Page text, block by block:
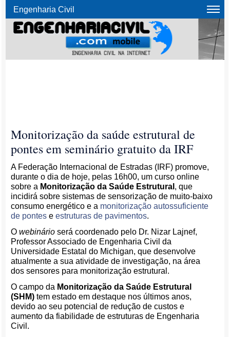
Engenharia Civil
Monitorização da saúde estrutural de
pontes em seminário gratuito da IRF
A Federação Internacional de Estradas (IRF) promove,
durante o dia de hoje, pelas 16h00, um curso online
sobre a Monitorização da Saúde Estrutural , que
incidirá sobre sistemas de sensorização de muito-baixo
consumo energético e a monitorização autossuficiente
de pontes eestruturas de pavimentos.
Owebinário será coordenado pelo Dr. Nizar Lajnef,
Professor Associado de Engenharia Civil da
Universidade Estatal do Michigan, que desenvolve
atualmente a sua atividade de investigação, na área
dos sensores para monitorização estrutural.
O campo da Monitorização da Saúde Estrutural
(SHM) tem estado em destaque nos últimos anos,
devido ao seu potencial de redução de custos e
aumento da fiabilidade de estruturas de Engenharia
Civil.